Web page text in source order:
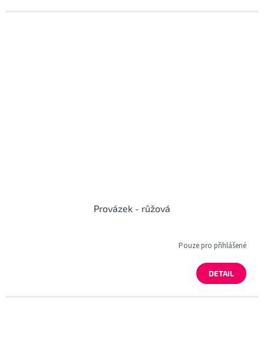
Provázek - růžová
Pouze pro přihlášené
DETAIL